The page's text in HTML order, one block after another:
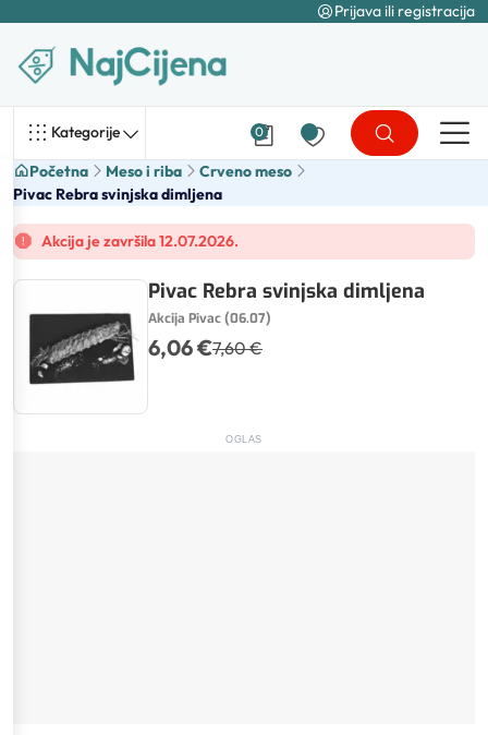
Prijava ili registracija
Kategorije 0
Početna Meso i riba
Crveno meso
Pivac Rebra svinjska dimljena
Akcija je završila 12.07.2026.
Pivac Rebra svinjska dimljena
Akcija Pivac (06.07)
6,06 €7,60 €
OGLAS